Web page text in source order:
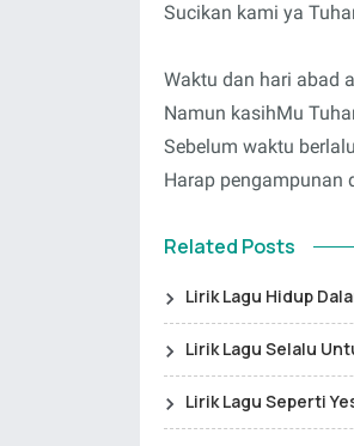
Sucikan kami ya
Waktu dan hari abad
Namun kasihMu
Sebelum waktu
Harap pengampunan
Related Posts
Lirik Lagu Hidup
Lirik Lagu Selalu
Lirik Lagu Seperti